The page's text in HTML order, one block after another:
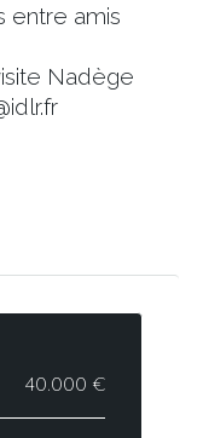
entre amis
Nadège
40.000 €